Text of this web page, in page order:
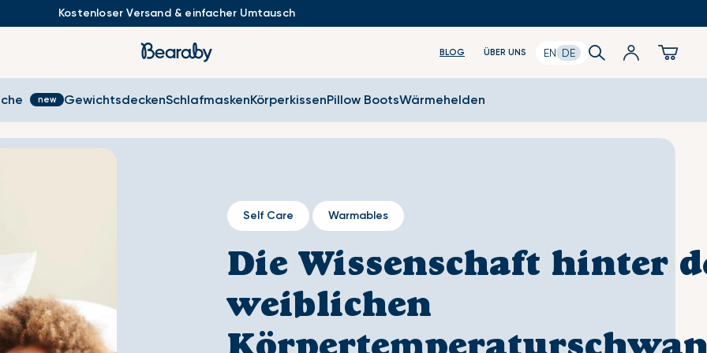
Kostenloser Versand & einfacher Umtausch
GewichtsdeckenSchlafmaskenKörperkissenPillow BootsWärmehelden
BLOG ÜBER UNS EN DE Search Anmeldung
Cart
Self Care Warmables
Die Wissenschaft hinter
weiblichen